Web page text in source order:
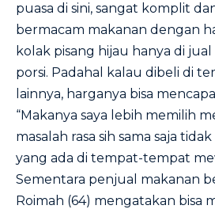
puasa di sini, sangat komplit
bermacam makanan dengan
kolak pisang hijau hanya di
porsi. Padahal kalau dibeli di
lainnya, harganya bisa
“Makanya saya lebih memilih
masalah rasa sih sama saja
yang ada di tempat-tempat
Sementara penjual makanan
Roimah (64) mengatakan bisa